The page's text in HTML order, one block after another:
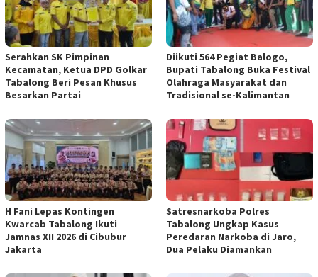
Serahkan SK Pimpinan
Kecamatan, Ketua DPD Golkar
Tabalong Beri Pesan Khusus
Besarkan Partai
Diikuti 564 Pegiat Balogo,
Bupati Tabalong Buka Festival
Olahraga Masyarakat dan
Tradisional se-Kalimantan
H Fani Lepas Kontingen
Kwarcab Tabalong Ikuti
Jamnas XII 2026 di Cibubur
Jakarta
Satresnarkoba Polres
Tabalong Ungkap Kasus
Peredaran Narkoba di Jaro,
Dua Pelaku Diamankan